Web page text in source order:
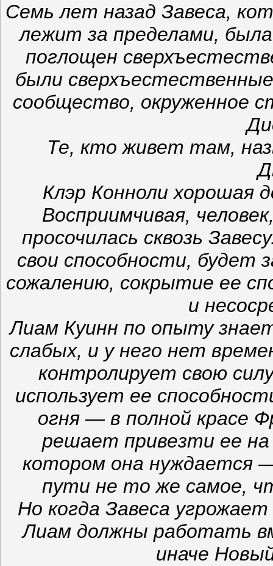
Семь лет назад Завеса,
лежит за пределами,
поглощен
были
сообщество, окруженное
Те, кто живет там,
Клэр Конноли хорошая
Восприимчивая,
просочилась сквозь
свои способности, будет
сожалению, сокрытие ее
и
Лиам Куинн по опыту
слабых, и у него нет
контролирует свою
использует ее
огня — в полной красе
решает привезти ее
котором она нуждается
пути не то же самое,
Но когда Завеса
Лиам должны работать
иначе